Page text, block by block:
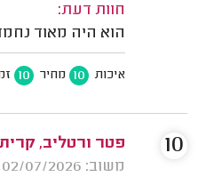
חוות דעת:
הוא היה מאוד
איכות 10 מחיר 10
פטר ורטליב,
משוב: 02/07/2026
10